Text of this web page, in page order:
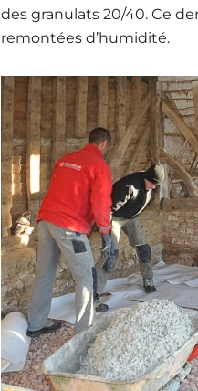
des granulats 20/40. Ce
remontées d’humidité.